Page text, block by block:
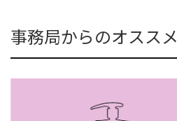
事務局からのオススメ